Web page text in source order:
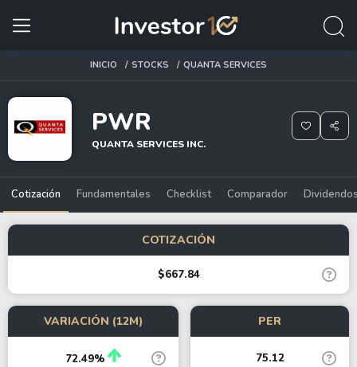
INICIO STOCKS QUANTA SERVICES
PWR
QUANTA SERVICES INC.
Cotización Fundamentales Checklist Comparador
COTIZACIÓN
$667.84
VARIACIÓN (12M)
72.49%
PER
75.12